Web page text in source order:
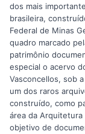
dos mais
brasileira,
Federal de Minas
quadro marcado
patrimônio
especial o acervo
Vasconcellos, sob
um dos raros
construído, como
área da Arquitetura
objetivo de